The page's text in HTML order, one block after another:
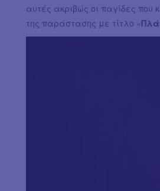
αυτές ακριβώς οι παγίδες που
της παράστασης με τίτλο «